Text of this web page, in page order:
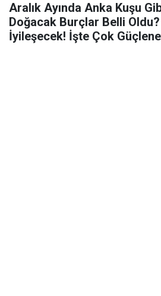
Aralık Ayında Anka Kuşu
Doğacak Burçlar Belli Oldu?
İyileşecek! İşte Çok